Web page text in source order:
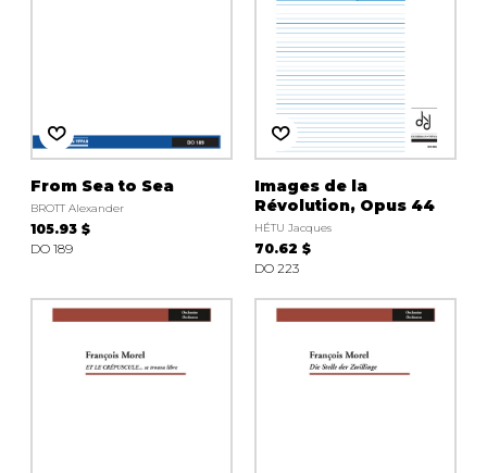
From Sea to Sea
BROTT Alexander
105.93 $
DO 189
Images de la
Révolution, Opus 44
HÉTU Jacques
70.62 $
DO 223